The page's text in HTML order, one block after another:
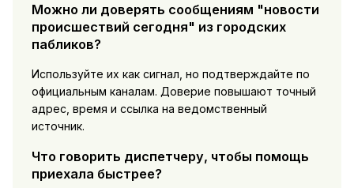
Можно ли доверять сообщениям "новости
происшествий сегодня" из городских
пабликов?
Используйте их как сигнал, но подтверждайте по
официальным каналам. Доверие повышают точный
адрес, время и ссылка на ведомственный
источник.
Что говорить диспетчеру, чтобы помощь
приехала быстрее?